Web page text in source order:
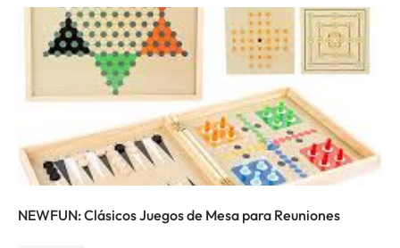
NEWFUN: Clásicos Juegos de Mesa para Reuniones